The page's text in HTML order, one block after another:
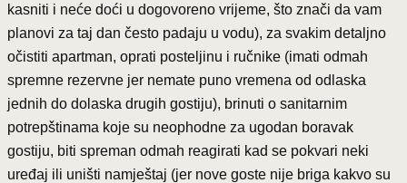
kasniti i neće doći u dogovoreno vrijeme, što znači da vam
planovi za taj dan često padaju u vodu), za svakim detaljno
očistiti apartman, oprati posteljinu i ručnike (imati odmah
spremne rezervne jer nemate puno vremena od odlaska
jednih do dolaska drugih gostiju), brinuti o sanitarnim
potrepštinama koje su neophodne za ugodan boravak
gostiju, biti spreman odmah reagirati kad se pokvari neki
uređaj ili uništi namještaj (jer nove goste nije briga kakvo su